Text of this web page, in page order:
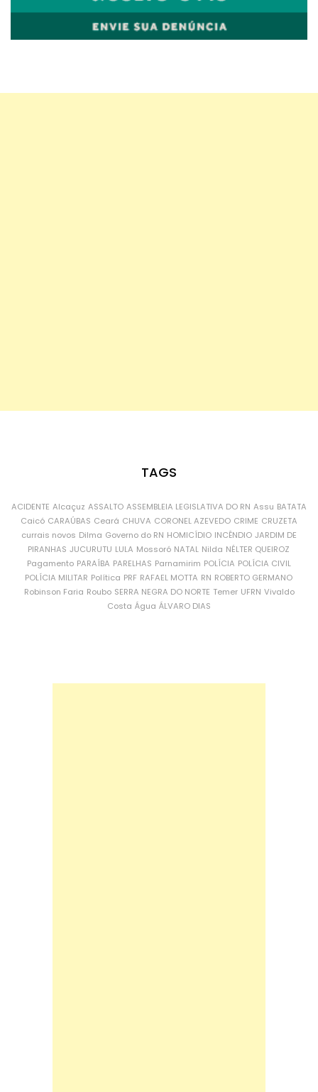
TAGS
ACIDENTE Alcaçuz ASSALTO ASSEMBLEIA LEGISLATIVA DO RN Assu BATATA
Caicó CARAÚBAS Ceará CHUVA CORONEL AZEVEDO CRIME CRUZETA
currais novos Dilma Governo do RN HOMICÍDIO INCÊNDIO JARDIM DE
PIRANHAS JUCURUTU LULA Mossoró NATAL Nilda NÉLTER QUEIROZ
Pagamento PARAÍBA PARELHAS Parnamirim POLÍCIA POLÍCIA CIVIL
POLÍCIA MILITAR Política PRF RAFAEL MOTTA RN ROBERTO GERMANO
Robinson Faria Roubo SERRA NEGRA DO NORTE Temer UFRN Vivaldo
Costa Água ÁLVARO DIAS